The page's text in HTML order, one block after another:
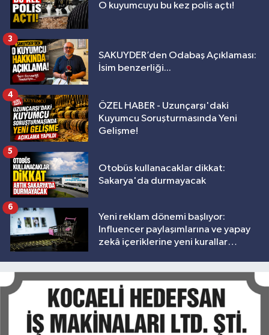
O kuyumcuyu bu kez polis açtı!
SAKUYDER’den Odabaş Açıklaması:
İsim benzerliği...
3
ÖZEL HABER - Uzunçarşı'daki
Kuyumcu Soruşturmasında Yeni
Gelişme!
4
Otobüs kullanacaklar dikkat:
Sakarya'da durmayacak
5
Yeni reklam dönemi başlıyor:
Influencer paylaşımlarına ve yapay
zekâ içeriklerine yeni kurallar
6